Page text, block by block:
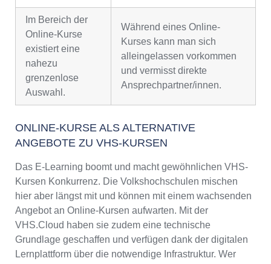
Im Bereich der
Online-Kurse
existiert eine
nahezu
grenzenlose
Auswahl.
Während eines Online-
Kurses kann man sich
alleingelassen vorkommen
und vermisst direkte
Ansprechpartner/innen.
ONLINE-KURSE ALS ALTERNATIVE
ANGEBOTE ZU VHS-KURSEN
Das E-Learning boomt und macht gewöhnlichen VHS-
Kursen Konkurrenz. Die Volkshochschulen mischen
hier aber längst mit und können mit einem wachsenden
Angebot an Online-Kursen aufwarten. Mit der
VHS.Cloud haben sie zudem eine technische
Grundlage geschaffen und verfügen dank der digitalen
Lernplattform über die notwendige Infrastruktur. Wer